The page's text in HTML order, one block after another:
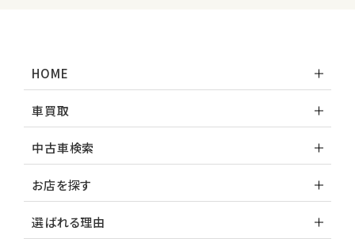
HOME
車買取
中古車検索
お店を探す
選ばれる理由